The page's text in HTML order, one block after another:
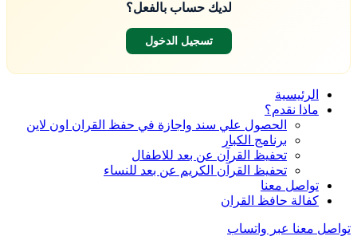
لديك حساب بالفعل؟
تسجيل الدخول
الرئيسية
ماذا نقدم؟
الحصول علي سند واجازة في حفظ القران اون لاين
برنامج الكبار
تحفيظ القرآن عن بعد للاطفال
تحفيظ القرآن الكريم عن بعد للنساء
تواصل معنا
كفالة حافظ القران
تواصل معنا عبر واتساب